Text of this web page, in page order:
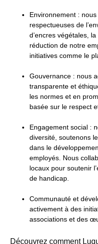
Environnement :
respectueuses de
d’encres végétales,
réduction de notre
initiatives comme le
Gouvernance : nous
transparente et
les normes et en
basée sur le respect
Engagement social :
diversité, soutenons
dans le
employés. Nous
locaux pour soutenir
de handicap.
Communauté et
activement à des
associations et des
Découvrez comment